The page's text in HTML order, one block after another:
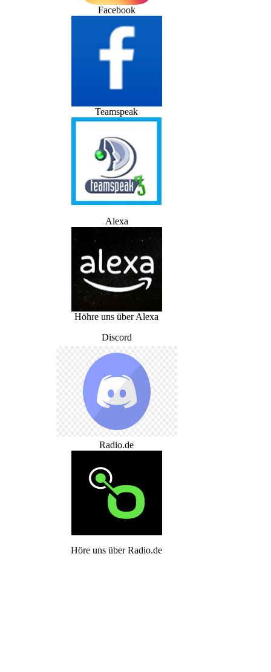
Facebook
Teamspeak
Alexa
Höhre uns über Alexa
Discord
Radio.de
Höre uns über Radio.de